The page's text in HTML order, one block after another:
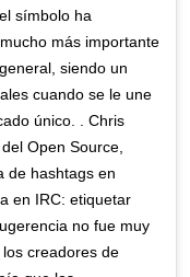
símbolo ha
más importante
siendo un
cuando se le une
único. . Chris
Open Source,
de hashtags en
en IRC: etiquetar
no fue muy
creadores de